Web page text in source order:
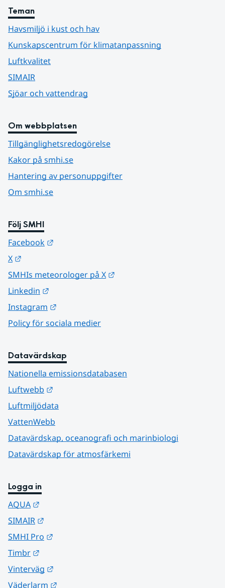
Teman
Havsmiljö i kust och hav
Kunskapscentrum för klimatanpassning
Luftkvalitet
SIMAIR
Sjöar och vattendrag
Om webbplatsen
Tillgänglighetsredogörelse
Kakor på smhi.se
Hantering av personuppgifter
Om smhi.se
Följ SMHI
Facebook
X
SMHIs meteorologer på X
Linkedin
Instagram
Policy för sociala medier
Datavärdskap
Nationella emissionsdatabasen
Luftwebb
Luftmiljödata
VattenWebb
Datavärdskap, oceanografi och marinbiologi
Datavärdskap för atmosfärkemi
Logga in
AQUA
SIMAIR
SMHI Pro
Timbr
Vinterväg
Väderlarm